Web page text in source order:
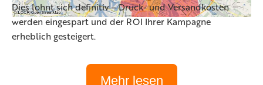
Dies lohnt sich definitiv – Druck- und Versandkosten
werden eingespart und der ROI Ihrer Kampagne
erheblich gesteigert.
Mehr lesen